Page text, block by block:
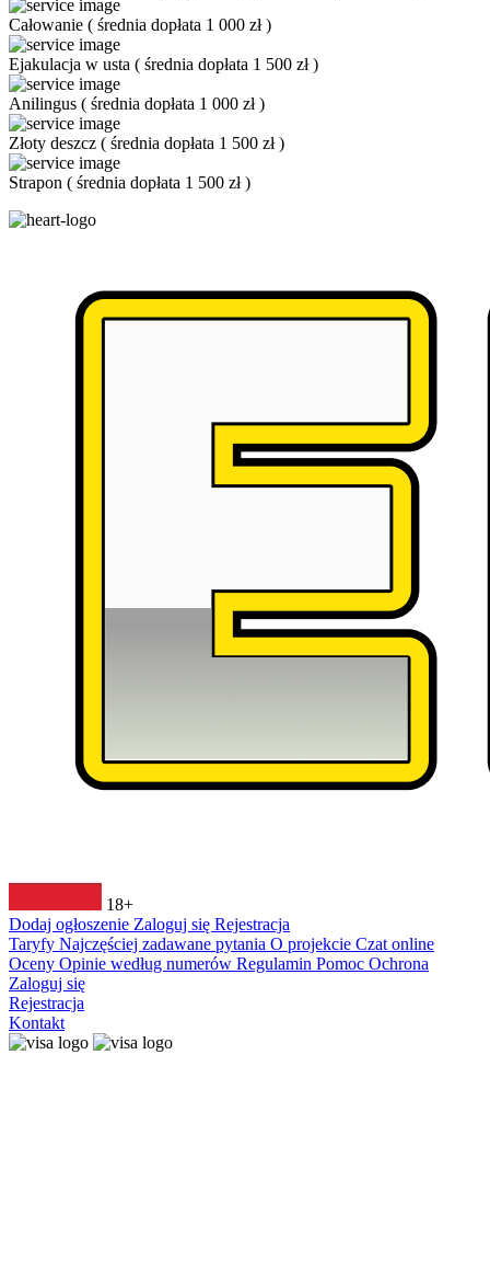
Całowanie ( średnia dopłata 1 000 zł)
Ejakulacja w usta ( średnia dopłata 1 500 zł)
Anilingus ( średnia dopłata 1 000 zł)
Złoty deszcz ( średnia dopłata 1 500 zł)
Strapon ( średnia dopłata 1 500 zł)
18+
Dodaj ogłoszenie Zaloguj się Rejestracja
Taryfy Najczęściej zadawane pytania O projekcie Czat online
Oceny Opinie według numerów Regulamin Pomoc Ochrona
Zaloguj się
Rejestracja
Kontakt